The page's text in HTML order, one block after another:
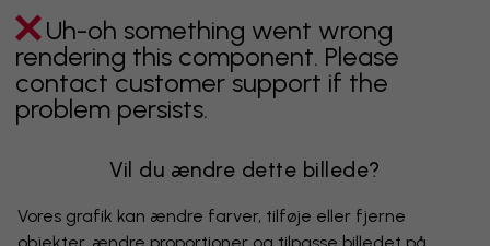
Uh-oh something went wrong
rendering this component. Please
contact customer support if the
problem persists.
Vil du ændre dette billede?
Vores grafik kan ændre farver, tilføje eller fjerne